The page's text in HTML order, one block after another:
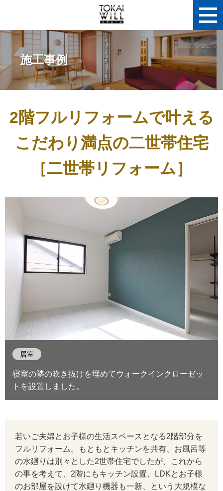
施工事例
2階フルリフォームで叶える
こだわり満点の二世帯住宅
［二世帯リフォーム］
居室
寝室の隣の吹き抜けを埋めてウォークインクローゼッ
トを設置しました。
若いご夫婦とお子様の生活スペースとなる2階部分を
フルリフォーム。もともとキッチンを共有、お風呂等
の水廻りは別々とした2世帯住宅でしたが、これから
の事を考えて、2階にもキッチン設置、LDKとお子様
のお部屋を設けて水廻り機器も一新、という大規模な